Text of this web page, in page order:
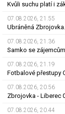
07.08.2026, 21.55
07.08.2026, 21.36
07.08.2026, 21.19
07.08.2026, 20.56
07.08.2026, 20.44